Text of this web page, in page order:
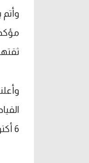
6 أكتوبر بالجيزة.